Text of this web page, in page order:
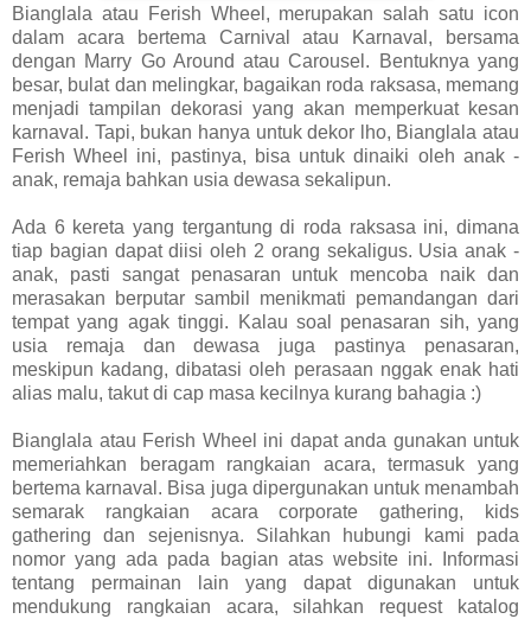
Bianglala atau Ferish Wheel, merupakan salah satu icon
dalam acara bertema Carnival atau Karnaval, bersama
dengan Marry Go Around atau Carousel. Bentuknya yang
besar, bulat dan melingkar, bagaikan roda raksasa, memang
menjadi tampilan dekorasi yang akan memperkuat kesan
karnaval. Tapi, bukan hanya untuk dekor lho, Bianglala atau
Ferish Wheel ini, pastinya, bisa untuk dinaiki oleh anak -
anak, remaja bahkan usia dewasa sekalipun.
Ada 6 kereta yang tergantung di roda raksasa ini, dimana
tiap bagian dapat diisi oleh 2 orang sekaligus. Usia anak -
anak, pasti sangat penasaran untuk mencoba naik dan
merasakan berputar sambil menikmati pemandangan dari
tempat yang agak tinggi. Kalau soal penasaran sih, yang
usia remaja dan dewasa juga pastinya penasaran,
meskipun kadang, dibatasi oleh perasaan nggak enak hati
alias malu, takut di cap masa kecilnya kurang bahagia :)
Bianglala atau Ferish Wheel ini dapat anda gunakan untuk
memeriahkan beragam rangkaian acara, termasuk yang
bertema karnaval. Bisa juga dipergunakan untuk menambah
semarak rangkaian acara corporate gathering, kids
gathering dan sejenisnya. Silahkan hubungi kami pada
nomor yang ada pada bagian atas website ini. Informasi
tentang permainan lain yang dapat digunakan untuk
mendukung rangkaian acara, silahkan request katalog